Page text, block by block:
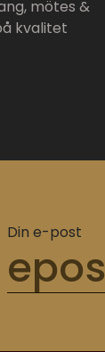
mötes &
kvalitet
Din e-post